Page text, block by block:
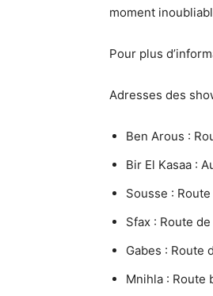
moment
Pour plus
Adresses des
Ben Arous :
Bir El Kasaa :
Sousse :
Sfax : Route
Gabes : Route
Mnihla : Route